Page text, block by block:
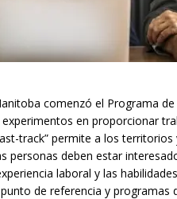
comenzó el Programa
en proporcionar
track” permite a los
personas deben estar
laboral y las
de referencia y programas